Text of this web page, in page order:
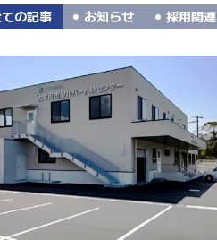
の記事 お知らせ 採用関連